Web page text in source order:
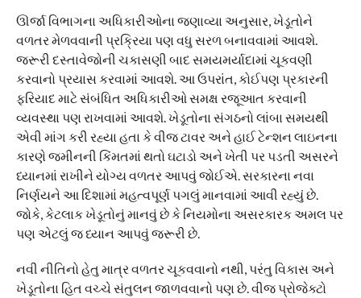
ઊર્જા વિભાગના અધિકારીઓના જણાવ્યા અનુસાર, ખેડૂતોને
વળતર મેળવવાની પ્રક્રિયા પણ વધુ સરળ બનાવવામાં આવશે.
જરૂરી દસ્તાવેજોની ચકાસણી બાદ સમયમર્યાદામાં ચૂકવણી
કરવાનો પ્રયાસ કરવામાં આવશે. આ ઉપરાંત, કોઈપણ પ્રકારની
ફરિયાદ માટે સંબંધિત અધિકારીઓ સમક્ષ રજૂઆત કરવાની
વ્યવસ્થા પણ રાખવામાં આવશે. ખેડૂતોના સંગઠનો લાંબા સમયથી
એવી માંગ કરી રહ્યા હતા કે વીજ ટાવર અને હાઈ ટેન્શન લાઇનના
કારણે જમીનની કિંમતમાં થતો ઘટાડો અને ખેતી પર પડતી અસરને
ધ્યાનમાં રાખીને યોગ્ય વળતર આપવું જોઈએ. સરકારના નવા
નિર્ણયને આ દિશામાં મહત્વપૂર્ણ પગલું માનવામાં આવી રહ્યું છે.
જોકે, કેટલાક ખેડૂતોનું માનવું છે કે નિયમોના અસરકારક અમલ પર
પણ એટલું જ ધ્યાન આપવું જરૂરી છે.
નવી નીતિનો હેતુ માત્ર વળતર ચૂકવવાનો નથી, પરંતુ વિકાસ અને
ખેડૂતોના હિત વચ્ચે સંતુલન જાળવવાનો પણ છે. વીજ પ્રોજેક્ટો